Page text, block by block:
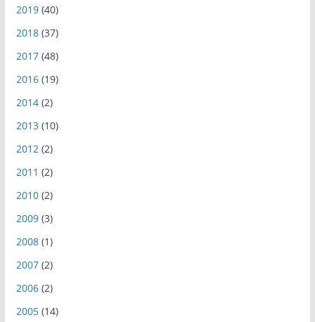
2019(40)
2018(37)
2017(48)
2016(19)
2014(2)
2013(10)
2012(2)
2011 (2)
2010(2)
2009(3)
2008(1)
2007(2)
2006(2)
2005(14)